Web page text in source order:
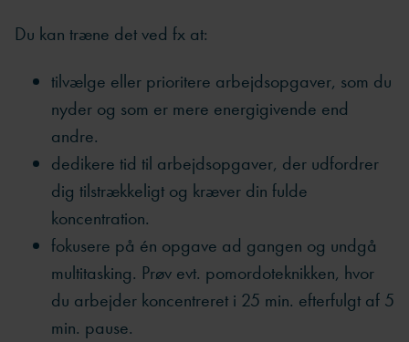
Du kan træne det ved fx at:
tilvælge eller prioritere arbejdsopgaver, som du
nyder og som er mere energigivende end
andre.
dedikere tid til arbejdsopgaver, der udfordrer
dig tilstrækkeligt og kræver din fulde
koncentration.
fokusere på én opgave ad gangen og undgå
multitasking. Prøv evt. pomordoteknikken, hvor
du arbejder koncentreret i 25 min. efterfulgt af 5
min. pause.